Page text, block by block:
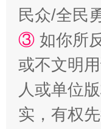
民众/全民
③ 如你所
或不文明
人或单位
实，有权